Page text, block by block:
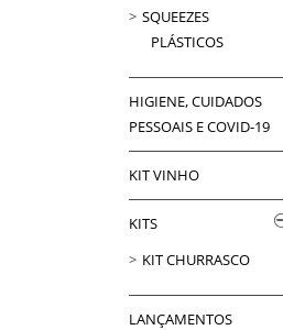
SQUEEZES
PLÁSTICOS
HIGIENE, CUIDADOS
PESSOAIS E COVID-19
KIT VINHO
KITS
KIT CHURRASCO
LANÇAMENTOS